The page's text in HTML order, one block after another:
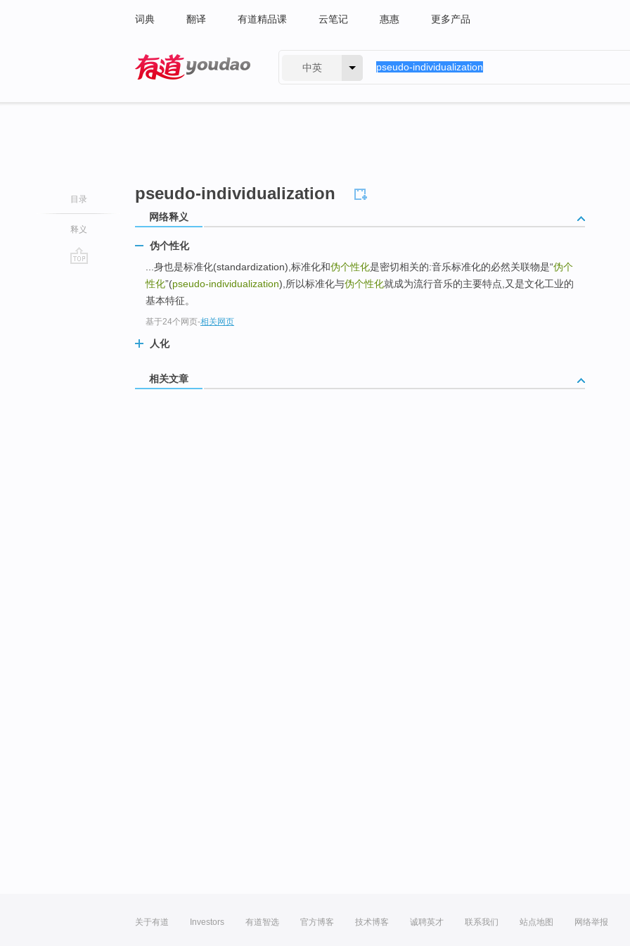
词典 翻译 有道精品课 云笔记 惠惠 更多产品
中英
目录
释义
pseudo-individualization
网络释义
伪个性化
...身也是标准化(standardization),标准化和伪个性化是密切相关的:音乐标准化的必然关联物是“伪个
性化”(pseudo-individualization),所以标准化与伪个性化就成为流行音乐的主要特点,又是文化工业的
基本特征。
基于24个网页-相关网页
人化
相关文章
关于有道 Investors 有道智选 官方博客 技术博客 诚聘英才 联系我们 站点地图 网络举报